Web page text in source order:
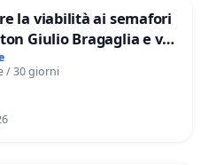
in cui la politica
fortemente l’utilizzo dei
ambiziosi obiettivi
continua ad aumentare, è
la sicurezza dei
la viabilità ai semafori
e via
DI ROMA
/ 30 giorni